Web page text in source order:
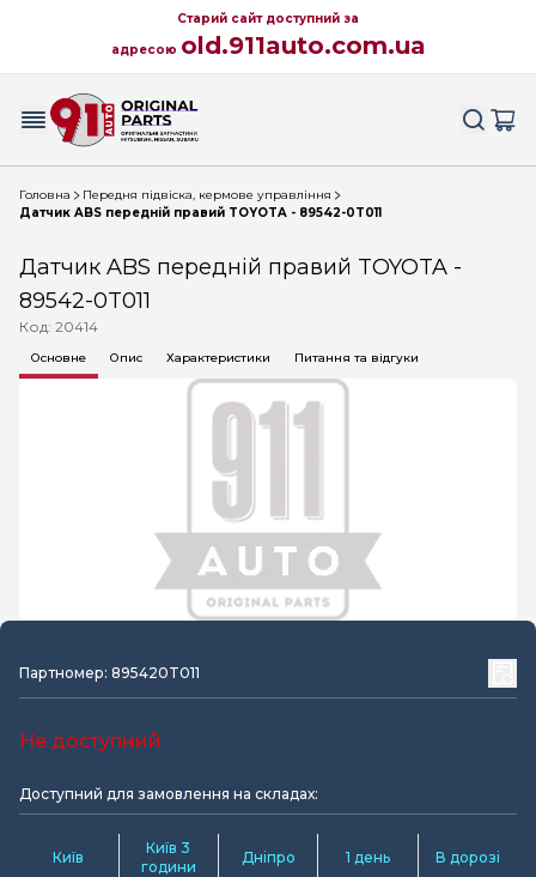
Старий сайт доступний за
адресою old.911auto.com.ua
Головна
Передня підвіска, кермове управління
Датчик ABS передній правий TOYOTA - 89542-0T011
Датчик ABS передній правий TOYOTA -
89542-0T011
Код: 20414
Основне Опис Характеристики Питання та відгуки
Партномер: 895420T011
Не доступний
Доступний для замовлення на складах:
Київ
Київ 3
години
Дніпро 1 день В дорозі